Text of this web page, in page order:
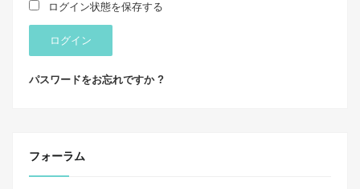
ログイン状態を保存する
ログイン
パスワードをお忘れですか ?
フォーラム